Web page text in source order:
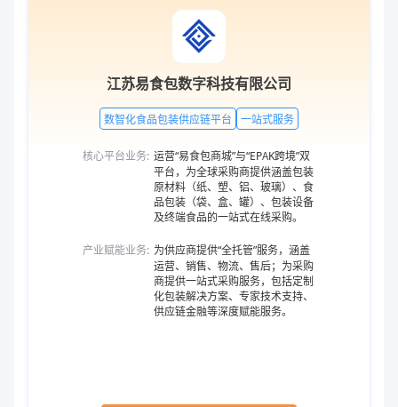
江苏易食包数字科技有限公司
数智化食品包装供应链平台 一站式服务
核心平台业务: 运营“易食包商城”与“EPAK跨境”双
平台，为全球采购商提供涵盖包装
原材料（纸、塑、铝、玻璃）、食
品包装（袋、盒、罐）、包装设备
及终端食品的一站式在线采购。
产业赋能业务: 为供应商提供“全托管”服务，涵盖
运营、销售、物流、售后；为采购
商提供一站式采购服务，包括定制
化包装解决方案、专家技术支持、
供应链金融等深度赋能服务。